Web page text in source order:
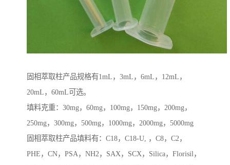
固相萃取柱产品规格有1mL，3mL，6mL，12mL，
20mL，60mL可选。
填料克重：30mg，60mg，100mg，150mg，200mg，
250mg，300mg，500mg，1000mg，2000mg，5000mg
固相萃取柱产品填料有：C18，C18-U, ，C8，C2，
PHE，CN，PSA，NH2，SAX，SCX，Silica，Florisil，